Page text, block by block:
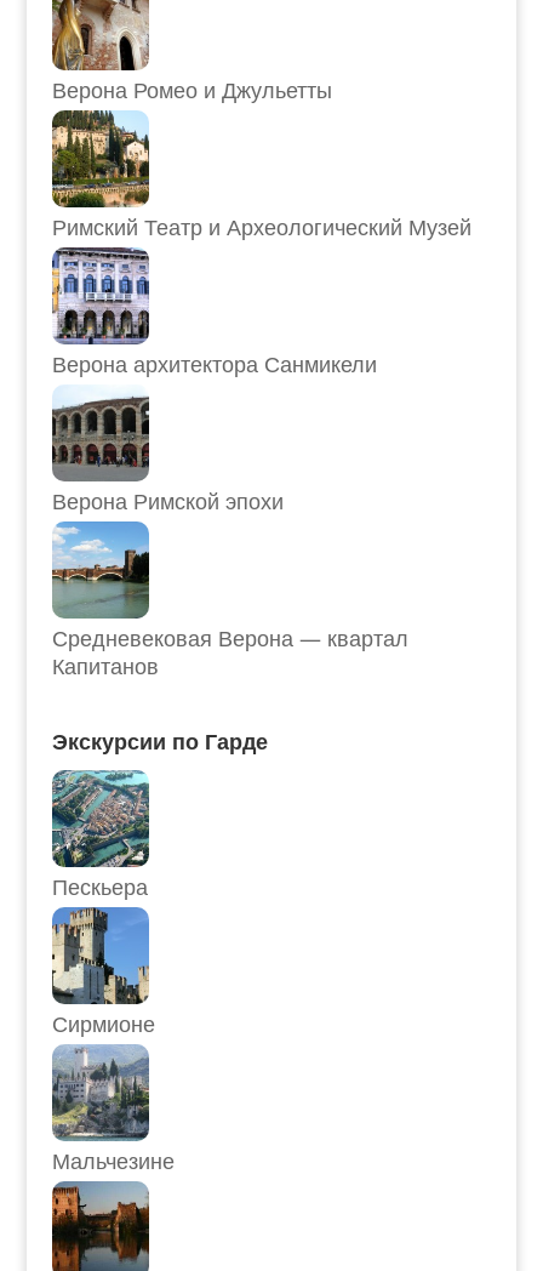
Верона Ромео и Джульетты
Римский Театр и Археологический Музей
Верона архитектора Санмикели
Верона Римской эпохи
Средневековая Верона — квартал
Капитанов
Экскурсии по Гарде
Пескьера
Сирмионе
Мальчезине